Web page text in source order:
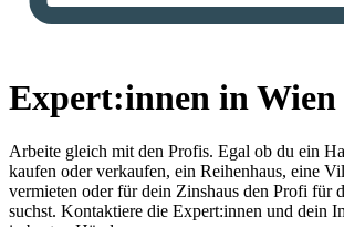
Expert:innen in Wien
Arbeite gleich mit den Profis. Egal ob du ein
kaufen oder verkaufen, ein Reihenhaus, eine
vermieten oder für dein Zinshaus den Profi für
suchst. Kontaktiere die Expert:innen und dein